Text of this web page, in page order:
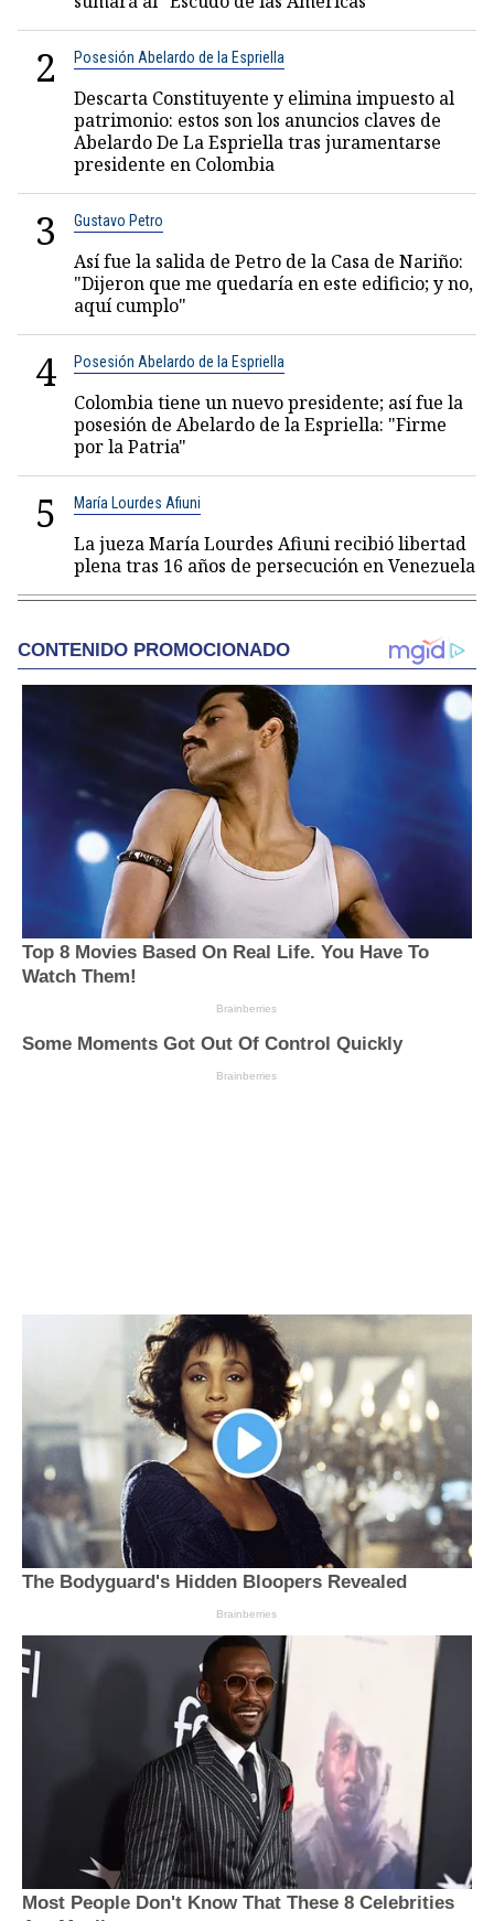
2 Posesión Abelardo de la Espriella
Descarta Constituyente y elimina impuesto al
patrimonio: estos son los anuncios claves de
Abelardo De La Espriella tras juramentarse
presidente en Colombia
3 Gustavo Petro
Así fue la salida de Petro de la Casa de Nariño:
"Dijeron que me quedaría en este edificio; y no,
aquí cumplo"
4 Posesión Abelardo de la Espriella
Colombia tiene un nuevo presidente; así fue la
posesión de Abelardo de la Espriella: "Firme
por la Patria"
5 María Lourdes Afiuni
La jueza María Lourdes Afiuni recibió libertad
plena tras 16 años de persecución en Venezuela